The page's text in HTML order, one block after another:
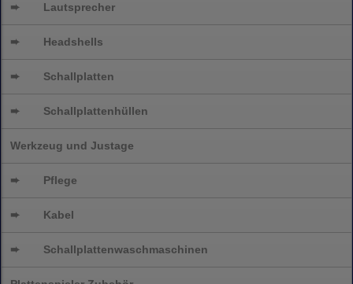
➨ Lautsprecher
➨ Headshells
➨ Schallplatten
➨ Schallplattenhüllen
Werkzeug und Justage
➨ Pflege
➨ Kabel
➨ Schallplattenwaschmaschinen